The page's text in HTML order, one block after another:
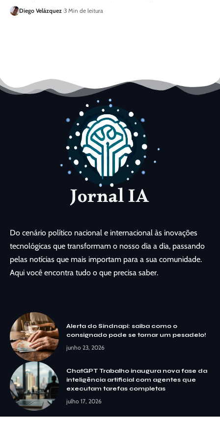
Diego Velázquez 3 Min de leitura
Do cenário político nacional e internacional às inovações
tecnológicas que transformam o nosso dia a dia, passando
pelas notícias que mais importam para a sua comunidade.
Aqui você encontra tudo o que precisa saber.
Alerta do Sindnapi: saiba como o
consignado pode se tornar um pesadelo!
junho 23, 2026
ChatGPT Trabalho inaugura nova fase da
inteligência artificial com agentes que
executam tarefas completas
julho 17, 2026